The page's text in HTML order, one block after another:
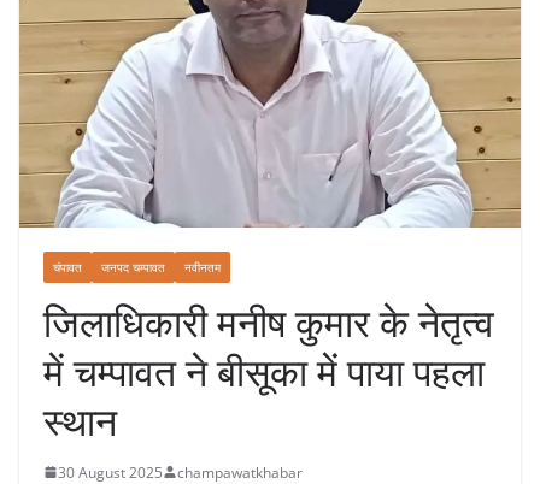
चंपावत जनपद चम्पावत नवीनतम
जिलाधिकारी मनीष कुमार के नेतृत्व
में चम्पावत ने बीसूका में पाया पहला
स्थान
30 August 2025 champawatkhabar